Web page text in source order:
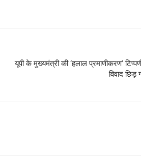
यूपी के मुख्यमंत्री की ‘हलाल प्रमाणीकरण’
विवाद